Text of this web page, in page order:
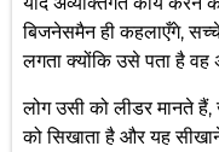
बिजनेसमैन ही कहलाएँगे,
लगता क्योंकि उसे पता है वह
लोग उसी को लीडर मानते
को सिखाता है और यह